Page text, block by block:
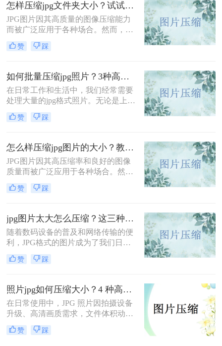
怎样压缩jpg文件夹大小？试试这四种压缩工具！
JPG图片因其高质量的图像压缩能力
而被广泛应用于各种场合。然而，当
JPG文件数量增多，文件夹大小也会
变得庞大，这可能会给存储和传输带
呢？本文将介绍四种实用的JPG文件
夹压缩方法，帮助您轻松减小JPG文
件夹的大小。
赞 踩
如何批量压缩jpg照片？3种高效方法详解！
在日常工作和生活中，我们经常需要
处理大量的jpg格式照片。无论是上传
网站、发送邮件还是节省存储空间，
掌握如何批量压缩jpg照片都是一项非
像处理多年的专业人士，我将结合实
际经验，为大家详细介绍几种可靠的
批量压缩方法。
赞 踩
怎么样压缩jpg图片的大小？教你二个实用方法！
JPG图片因其高压缩率和良好的图像
质量而被广泛应用于各种场合。然
而，有时我们需要将JPG图片压缩到
更小的尺寸，以便于存储、传输或分
呢？本文将介绍两种常用的JPG图片
压缩方法。
赞 踩
jpg图片太大怎么压缩？这三种压缩方法一定要学会！
随着数码设备的普及和网络传输的便
利，JPG格式的图片成为了我们日常
生活中最常见的一种图片格式。然
而，有时我们可能会遇到JPG图片文
的问题。这时，我们就需要对JPG图
片进行压缩。那么jpg图片太大怎么压
缩呢？本文将介绍几种有效的JPG图
片压缩方法，帮助您轻松解决图片过
大的问题。
赞 踩
照片jpg如何压缩大小？4 种高效方法，平衡画质与体积！
在日常使用中，JPG 照片因拍摄设备
升级、高清画质需求，文件体积动辄
几 MB，不仅占用手机、电脑存储空
间，还会导致网络传输卡顿、平台上
赞 踩